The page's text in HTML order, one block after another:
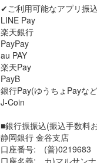
✔ご利用可能なアプリ振
LINE Pay
楽天銀行
PayPay
au PAY
楽天Pay
PayB
銀行Pay(ゆうちょPayな
J-Coin
■銀行振振込(振込手数料
静岡銀行 金谷支店
口座番号: (普)0219683
口座名義: カ)マルサン